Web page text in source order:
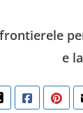
e